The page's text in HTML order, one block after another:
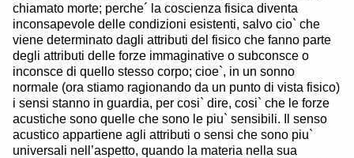
chiamato morte; perche´ la coscienza fisica diventa
inconsapevole delle condizioni esistenti, salvo cio` che
viene determinato dagli attributi del fisico che fanno parte
degli attributi delle forze immaginative o subconsce o
inconsce di quello stesso corpo; cioe`, in un sonno
normale (ora stiamo ragionando da un punto di vista fisico)
i sensi stanno in guardia, per cosi` dire, cosi` che le forze
acustiche sono quelle che sono le piu` sensibili. Il senso
acustico appartiene agli attributi o sensi che sono piu`
universali nell’aspetto, quando la materia nella sua